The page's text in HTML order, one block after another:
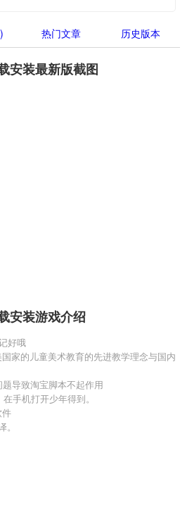
热门文章 历史版本
安装最新版截图
安装游戏介绍
好哦
家的儿童美术教育的先进教学理念与国内
导致淘宝脚本不起作用
手机打开少年得到。